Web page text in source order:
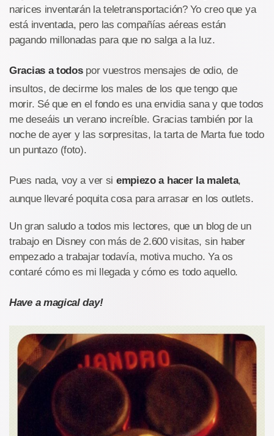
narices inventarán la teletransportación? Yo creo que ya
está inventada, pero las compañías aéreas están
pagando millonadas para que no salga a la luz.
Gracias a todospor vuestros mensajes de odio, de
insultos, de decirme los males de los que tengo que
morir. Sé que en el fondo es una envidia sana y que todos
me deseáis un verano increíble. Gracias también por la
noche de ayer y las sorpresitas, la tarta de Marta fue todo
un puntazo (foto).
Pues nada, voy a ver si empiezo a hacer la maleta,
aunque llevaré poquita cosa para arrasar en los outlets.
Un gran saludo a todos mis lectores, que un blog de un
trabajo en Disney con más de 2.600 visitas, sin haber
empezado a trabajar todavía, motiva mucho. Ya os
contaré cómo es mi llegada y cómo es todo aquello.
Have a magical day!